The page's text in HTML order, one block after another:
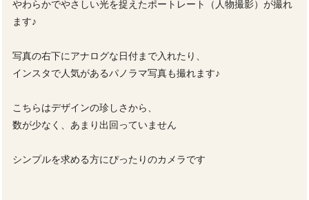
やわらかでやさしい光を捉えたポートレート（人物撮影）が撮れ
ます♪
写真の右下にアナログな日付まで入れたり、
インスタで人気があるパノラマ写真も撮れます♪
こちらはデザインの珍しさから、
数が少なく、あまり出回っていません
シンプルを求める方にぴったりのカメラです